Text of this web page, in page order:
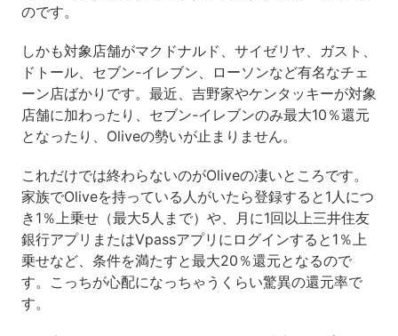
のです。
しかも対象店舗がマクドナルド、サイゼリヤ、ガスト、
ドトール、セブン-イレブン、ローソンなど有名なチェ
ーン店ばかりです。最近、吉野家やケンタッキーが対象
店舗に加わったり、セブン-イレブンのみ最大10％還元
となったり、Oliveの勢いが止まりません。
これだけでは終わらないのがOliveの凄いところです。
家族でOliveを持っている人がいたら登録すると1人につ
き1％上乗せ（最大5人まで）や、月に1回以上三井住友
銀行アプリまたはVpassアプリにログインすると1％上
乗せなど、条件を満たすと最大20％還元となるので
す。こっちが心配になっちゃうくらい驚異の還元率で
す。